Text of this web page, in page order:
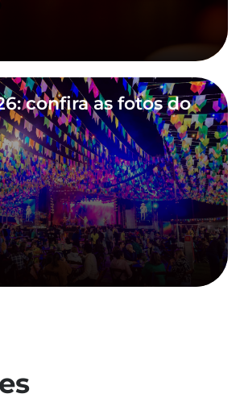
confira as fotos do